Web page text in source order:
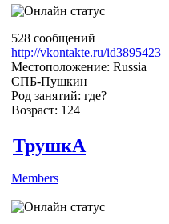
528 сообщений
http://vkontakte.ru/id3895423
Местоположение: Russia
СПБ-Пушкин
Род занятий: где?
Возраст: 124
ТрушкА
Members